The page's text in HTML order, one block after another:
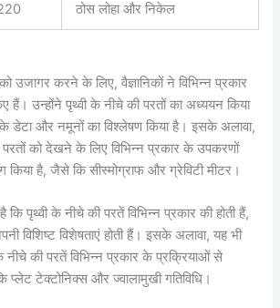
ठोस लोहा और निकेल
उजागर करने के लिए, वैज्ञानिकों ने विभिन्न प्रकार
उन्होंने पृथ्वी के नीचे की परतों का अध्ययन किया
डेटा और नमूनों का विश्लेषण किया है। इसके अलावा,
परतों को देखने के लिए विभिन्न प्रकार के उपकरणों
है, जैसे कि सीस्मोग्राफ और ग्रेविटी मीटर।
कि पृथ्वी के नीचे की परतें विभिन्न प्रकार की होती हैं,
विशिष्ट विशेषताएं होती हैं। इसके अलावा, यह भी
नीचे की परतें विभिन्न प्रकार के प्रक्रियाओं से
प्लेट टेक्टोनिक्स और ज्वालामुखी गतिविधि।